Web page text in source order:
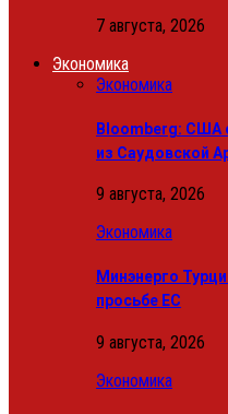
7 августа, 2026
Экономика
Экономика
Bloomberg: США
из Саудовской
9 августа, 2026
Экономика
Минэнерго
просьбе ЕС
9 августа, 2026
Экономика